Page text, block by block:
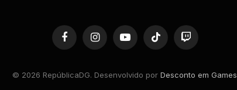
FacebookInstagramYouTubeTikTok Twitch
© 2026 RepúblicaDG. Desenvolvido por Desconto em Games